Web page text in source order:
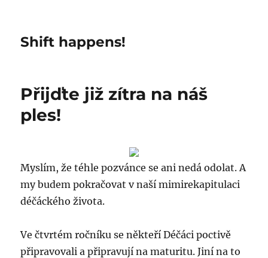
Shift happens!
Přijďte již zítra na náš
ples!
Myslím, že téhle pozvánce se ani nedá odolat. A
my budem pokračovat v naší mimirekapitulaci
déčáckého života.
Ve čtvrtém ročníku se někteří Déčáci poctivě
připravovali a připravují na maturitu. Jiní na to